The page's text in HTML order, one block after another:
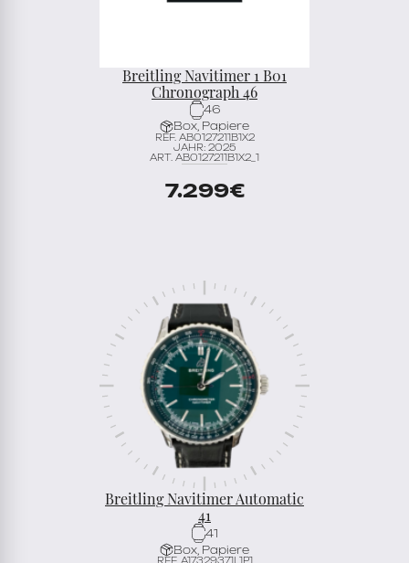
Breitling Navitimer 1 B01
Chronograph 46
46
Box, Papiere
REF. AB0127211B1X2
JAHR: 2025
ART. AB0127211B1X2_1
7.299€
Breitling Navitimer Automatic
41
41
Box, Papiere